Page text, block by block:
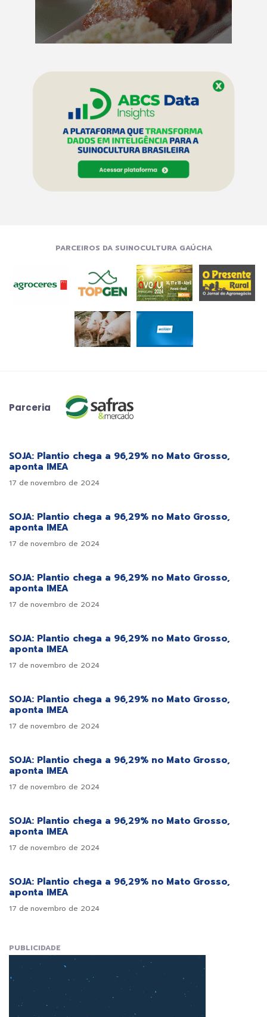
PARCEIROS DA SUINOCULTURA GAÚCHA
Parceria
SOJA: Plantio chega a 96,29% no Mato Grosso,
aponta IMEA
17 de novembro de 2024
SOJA: Plantio chega a 96,29% no Mato Grosso,
aponta IMEA
17 de novembro de 2024
SOJA: Plantio chega a 96,29% no Mato Grosso,
aponta IMEA
17 de novembro de 2024
SOJA: Plantio chega a 96,29% no Mato Grosso,
aponta IMEA
17 de novembro de 2024
SOJA: Plantio chega a 96,29% no Mato Grosso,
aponta IMEA
17 de novembro de 2024
SOJA: Plantio chega a 96,29% no Mato Grosso,
aponta IMEA
17 de novembro de 2024
SOJA: Plantio chega a 96,29% no Mato Grosso,
aponta IMEA
17 de novembro de 2024
SOJA: Plantio chega a 96,29% no Mato Grosso,
aponta IMEA
17 de novembro de 2024